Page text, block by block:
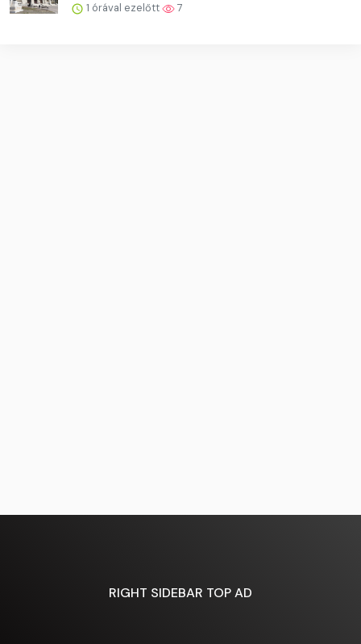
1 órával ezelőtt 7
RIGHT SIDEBAR TOP AD